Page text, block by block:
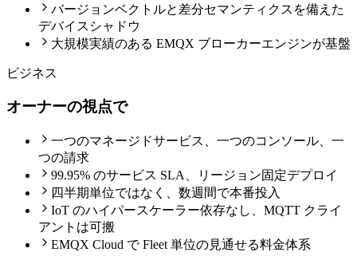
バージョンベクトルと差分セマンティクスを備えた
デバイスシャドウ
大規模実績のある EMQX ブローカーエンジンが基盤
ビジネス
オーナーの視点で
一つのマネージドサービス、一つのコンソール、一
つの請求
99.95% のサービス SLA、リージョン固定デプロイ
四半期単位ではなく、数週間で本番投入
IoT のハイパースケーラー依存なし、MQTT クライ
アントは可搬
EMQX Cloud で Fleet 単位の見通せる料金体系